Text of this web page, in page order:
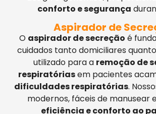
conforto e segurança
Aspirador de
O aspirador de secreção é
cuidados tanto domiciliares
utilizado para a remoção de
respiratóriasem pacientes
dificuldades respiratórias.
modernos, fáceis de manusear
eficiência e conforto ao